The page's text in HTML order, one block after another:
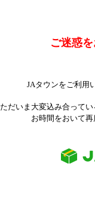
ご迷惑
JAタウンをご利用
ただいま大変込み合って
お時間をおいて